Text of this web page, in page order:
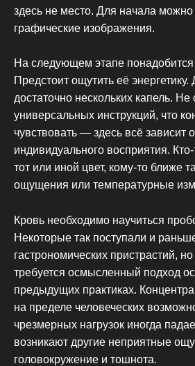
здесь не место. Для начала можно
графические изображения.
На следующем этапе
Предстоит ощутить её энергетику.
достаточно нескольких капель. Не
универсальных инструкций, что
чувствовать — здесь всё зависит
индивидуального восприятия.
тот или иной цвет, кому-то ближе
ощущения или температурные
Кровь необходимо научиться
Некоторые так поступали и
гастрономических пристрастий,
требуется осмысленный подход
предыдущих практиках.
на пределе человеческих
чрезмерных нагрузок иногда
возникают другие неприятные
головокружение и тошнота.